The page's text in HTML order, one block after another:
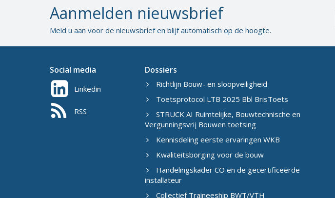
Aanmelden nieuwsbrief
Meld u aan voor de nieuwsbrief en blijf automatisch op de hoogte.
Social media
Linkedin
RSS
Dossiers
Richtlijn Bouw- en sloopveiligheid
Toetsprotocol LTB 2025 Bbl BrisToets
STRUCK AI Ruimtelijke, Bouwtechnische en
Vergunningsvrij Bouwen toetsing
Kennisdeling eerste ervaringen WKB
Kwaliteitsborging voor de bouw
Handelingskader CO en de gecertificeerde
installateur
Collectief Traineeship BWT/VTH